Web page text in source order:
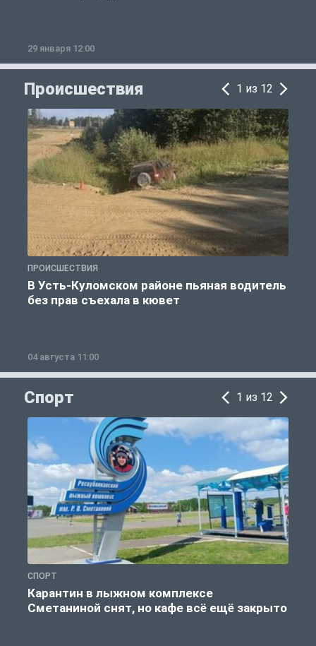
29 января 12:00
Происшествия 1 из 12
ПРОИСШЕСТВИЯ
В Усть-Куломском районе пьяная водитель
без прав съехала в кювет
04 августа 11:00
Спорт 1 из 12
СПОРТ
Карантин в лыжном комплексе
Сметаниной снят, но кафе всё ещё закрыто